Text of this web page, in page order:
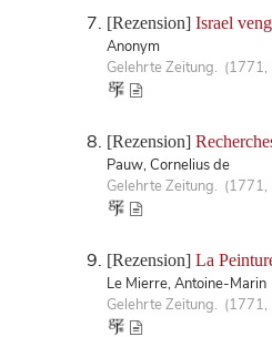
[Rezension] Israel
Anonym
Gelehrte Zeitung.
[Rezension]
Pauw, Cornelius de
Gelehrte Zeitung.
[Rezension] La
Le Mierre, Antoine-Marin
Gelehrte Zeitung.